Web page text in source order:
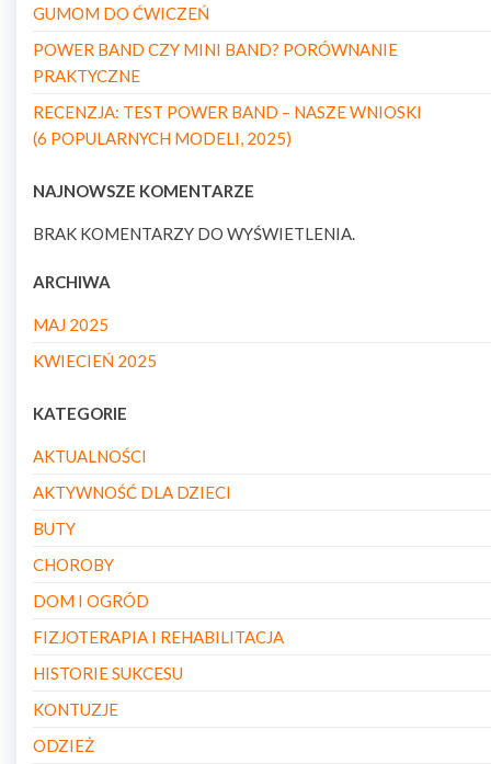
GUMOM DO ĆWICZEŃ
POWER BAND CZY MINI BAND? PORÓWNANIE
PRAKTYCZNE
RECENZJA: TEST POWER BAND – NASZE WNIOSKI
(6 POPULARNYCH MODELI, 2025)
NAJNOWSZE KOMENTARZE
BRAK KOMENTARZY DO WYŚWIETLENIA.
ARCHIWA
MAJ 2025
KWIECIEŃ 2025
KATEGORIE
AKTUALNOŚCI
AKTYWNOŚĆ DLA DZIECI
BUTY
CHOROBY
DOM I OGRÓD
FIZJOTERAPIA I REHABILITACJA
HISTORIE SUKCESU
KONTUZJE
ODZIEŻ